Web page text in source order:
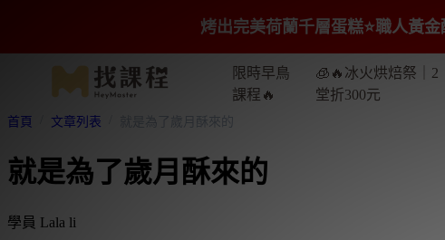
限時早鳥
課程🔥
🧊🔥冰火烘焙祭｜2
堂折300元
首頁 文章列表 就是為了歲月酥來的
就是為了歲月酥來的
學員 Lala li
烤出完美荷蘭千層蛋糕⭐️職人黃